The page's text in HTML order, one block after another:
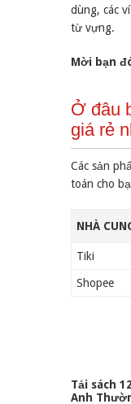
dùng, các
từ vựng.
Mời bạn
Ở đâu
giá rẻ
Các sản
toán cho
NHÀ
Tiki
Shopee
Tải sách
Anh